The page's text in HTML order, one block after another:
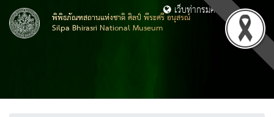
พิพิธภัณฑสถานแห่งชาติ ศิลป์ พีระศรี อนุสรณ์
Silpa Bhirasri National Museum
เว็บท่ากรมศิลปากร